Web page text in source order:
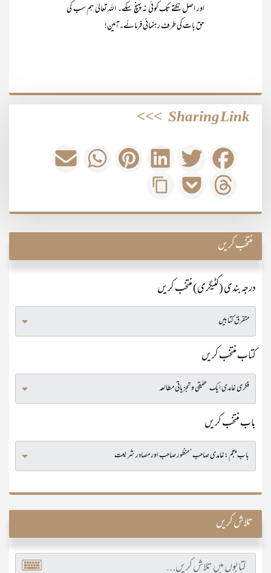
اور اصل نکتے تک کوئی نہ پہنچ سکے۔ اللہ تعالیٰ ہم سب کی
حق بات کی طرف رہنمائی فرمائے۔آمین!
Sharing Link
>>>
منتخب کریں
درجہ بندی (کٹیگری) منتخب کریں
کتاب منتخب کریں
باب منتخب کریں
تلاش کریں